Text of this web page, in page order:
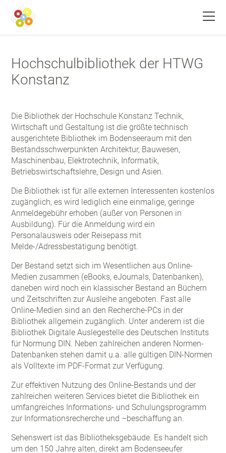
Menü
Hochschulbibliothek der HTWG
Konstanz
Die Bibliothek der Hochschule Konstanz Technik,
Wirtschaft und Gestaltung ist die größte technisch
ausgerichtete Bibliothek im Bodenseeraum mit den
Bestandsschwerpunkten Architektur, Bauwesen,
Maschinenbau, Elektrotechnik, Informatik,
Betriebswirtschaftslehre, Design und Asien.
Die Bibliothek ist für alle externen Interessenten kostenlos
zugänglich, es wird lediglich eine einmalige, geringe
Anmeldegebühr erhoben (außer von Personen in
Ausbildung). Für die Anmeldung wird ein
Personalausweis oder Reisepass mit
Melde-/Adressbestätigung benötigt.
Der Bestand setzt sich im Wesentlichen aus Online-
Medien zusammen (eBooks, eJournals, Datenbanken),
daneben wird noch ein klassischer Bestand an Büchern
und Zeitschriften zur Ausleihe angeboten. Fast alle
Online-Medien sind an den Recherche-PCs in der
Bibliothek allgemein zugänglich. Unter anderem ist die
Bibliothek Digitale Auslegestelle des Deutschen Instituts
für Normung DIN. Neben zahlreichen anderen Normen-
Datenbanken stehen damit u.a. alle gültigen DIN-Normen
als Volltexte im PDF-Format zur Verfügung.
Zur effektiven Nutzung des Online-Bestands und der
zahlreichen weiteren Services bietet die Bibliothek ein
umfangreiches Informations- und Schulungsprogramm
zur Informationsrecherche und –beschaffung an.
Sehenswert ist das Bibliotheksgebäude. Es handelt sich
um den 150 Jahre alten, direkt am Bodenseeufer